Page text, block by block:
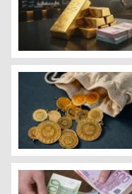
Altın fiyatlarında
Altın fiyatlarında